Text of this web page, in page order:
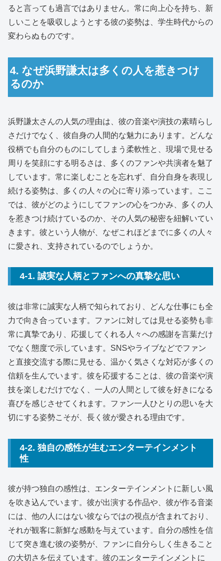
ると言っても過言ではありません。常に向上心を持ち、新
しいことを吸収しようとする彼の姿勢は、学生時代からの
変わらぬものです。
4. なぜ浜野謙太は多くの人を惹きつけ
るのか
浜野謙太さんの人気の理由は、彼の音楽や演技の素晴らし
さだけでなく、彼自身の人間的な魅力にあります。どんな
役柄でも自分のものにしてしまう柔軟性と、現場で見せる
周りを笑顔にする明るさは、多くのファンや共演者を魅了
しています。常に楽しむことを忘れず、自分自身を表現し
続ける姿勢は、多くの人々の心に寄り添っています。ここ
では、彼がどのようにしてファンの心をつかみ、多くの人
を惹きつけ続けているのか、その人気の秘密を紐解いてい
きます。彼という人物が、なぜこれほどまでに多くの人々
に愛され、支持されているのでしょうか。
4-1. 誠実な人柄とファンへの真摯な思い
彼は非常に誠実な人柄で知られており、どんな仕事にも全
力で向き合っています。ファンに対しては見せる姿勢も非
常に真摯であり、応援してくれる人々への感謝を言葉だけ
でなく態度で示しています。SNSやライブなどでファン
と直接交流する際に見せる、温かく気さくな対応が多くの
信頼を生んでいます。彼を応援することは、彼の音楽や演
技を楽しむだけでなく、一人の人間として彼を好きになる
喜びを感じさせてくれます。ファン一人ひとりの思いを大
切にする姿勢こそが、長く彼が愛される理由です。
4-2. 独自の感性が生むエンターテインメント
性
彼が持つ独自の感性は、エンターテインメントに新しい風
を吹き込んでいます。彼が出演する作品や、彼が作る音楽
には、他の人にはない彼ならではの視点が含まれており、
それが観客に新鮮な感動を与えています。自分の感性を信
じて突き進む彼の姿勢が、ファンに自分らしく生きること
の大切さを伝えています。彼のエンターテインメントに